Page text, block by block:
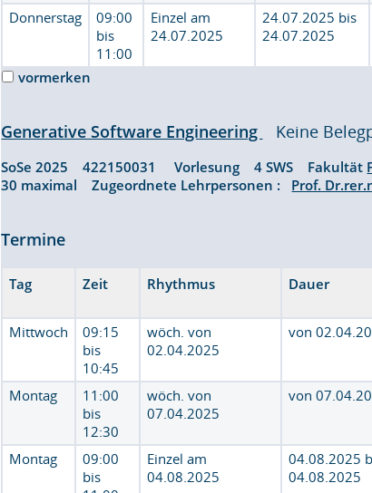
Donnerstag
09:00
bis
11:00
Einzel am
24.07.2025
24.07.2025 bis
24.07.2025
vormerken
Generative Software Engineering Keine
SoSe 2025 422150031 Vorlesung 4 SWS Fakultät
30 maximal Zugeordnete Lehrpersonen : Prof.
Termine
Tag Zeit Rhythmus Dauer
Mittwoch
09:15
bis
10:45
wöch. von
02.04.2025
von
Montag
11:00
bis
12:30
wöch. von
07.04.2025
von
Montag
09:00
bis
Einzel am
04.08.2025
04.08.2025
04.08.2025